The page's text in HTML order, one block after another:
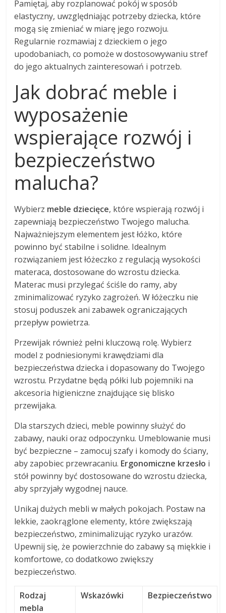
Pamiętaj, aby rozplanować pokój w sposób
elastyczny, uwzględniając potrzeby dziecka, które
mogą się zmieniać w miarę jego rozwoju.
Regularnie rozmawiaj z dzieckiem o jego
upodobaniach, co pomoże w dostosowywaniu stref
do jego aktualnych zainteresowań i potrzeb.
Jak dobrać meble i
wyposażenie
wspierające rozwój i
bezpieczeństwo
malucha?
Wybierz meble dziecięce, które wspierają rozwój i
zapewniają bezpieczeństwo Twojego malucha.
Najważniejszym elementem jest łóżko, które
powinno być stabilne i solidne. Idealnym
rozwiązaniem jest łóżeczko z regulacją wysokości
materaca, dostosowane do wzrostu dziecka.
Materac musi przylegać ściśle do ramy, aby
zminimalizować ryzyko zagrożeń. W łóżeczku nie
stosuj poduszek ani zabawek ograniczających
przepływ powietrza.
Przewijak również pełni kluczową rolę. Wybierz
model z podniesionymi krawędziami dla
bezpieczeństwa dziecka i dopasowany do Twojego
wzrostu. Przydatne będą półki lub pojemniki na
akcesoria higieniczne znajdujące się blisko
przewijaka.
Dla starszych dzieci, meble powinny służyć do
zabawy, nauki oraz odpoczynku. Umeblowanie musi
być bezpieczne – zamocuj szafy i komody do ściany,
aby zapobiec przewracaniu. Ergonomiczne krzesło i
stół powinny być dostosowane do wzrostu dziecka,
aby sprzyjały wygodnej nauce.
Unikaj dużych mebli w małych pokojach. Postaw na
lekkie, zaokrąglone elementy, które zwiększają
bezpieczeństwo, zminimalizując ryzyko urazów.
Upewnij się, że powierzchnie do zabawy są miękkie i
komfortowe, co dodatkowo zwiększy
bezpieczeństwo.
Rodzaj
mebla
Wskazówki Bezpieczeństwo